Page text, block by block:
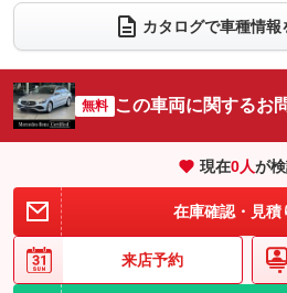
電動リアゲート
：装備なし
サイドカメラ
：装備あり
：装備なし
カタログで車種情報
無料 この車両に関するお
現在0人が
在庫確認・見積
来店予約